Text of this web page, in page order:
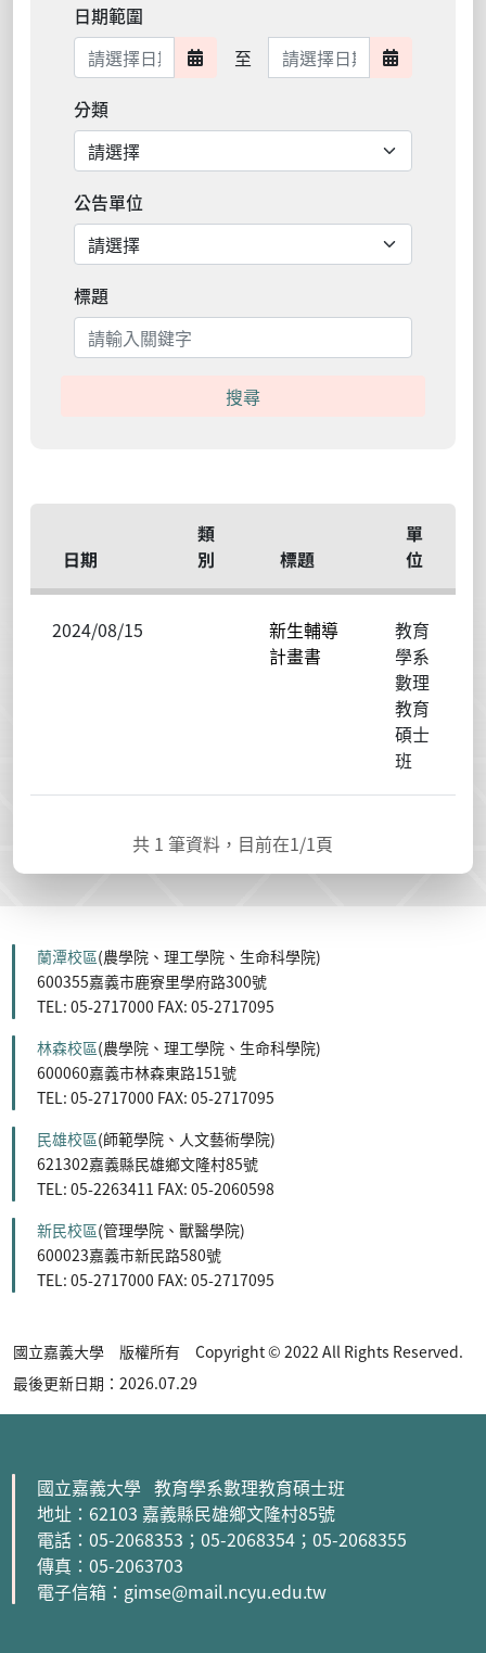
日期範圍
日期範圍開始
至 日期範圍結束 日期範圍
分類
公告單位
標題
日期
類
別
標題
單
位
2024/08/15
新生輔導
計畫書
教育
學系
數理
教育
碩士
班
共 1 筆資料，目前在1/1頁
蘭潭校區(農學院、理工學院、生命科學院)
600355嘉義市鹿寮里學府路300號
TEL: 05-2717000 FAX: 05-2717095
林森校區(農學院、理工學院、生命科學院)
600060嘉義市林森東路151號
TEL: 05-2717000 FAX: 05-2717095
民雄校區(師範學院、人文藝術學院)
621302嘉義縣民雄鄉文隆村85號
TEL: 05-2263411 FAX: 05-2060598
新民校區(管理學院、獸醫學院)
600023嘉義市新民路580號
TEL: 05-2717000 FAX: 05-2717095
國立嘉義大學 版權所有 Copyright © 2022 All Rights Reserved.
最後更新日期：2026.07.29
國立嘉義大學 教育學系數理教育碩士班
地址：62103 嘉義縣民雄鄉文隆村85號
電話：05-2068353 ；05-2068354 ；05-2068355
傳真：05-2063703
電子信箱：gimse@mail.ncyu.edu.tw